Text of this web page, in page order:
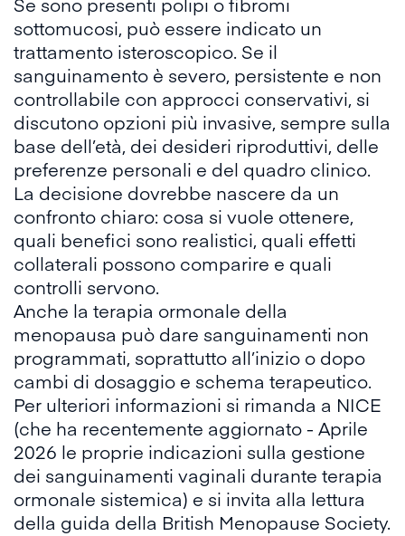
sottomucosi, può essere indicato un
trattamento isteroscopico. Se il
sanguinamento è severo, persistente e non
controllabile con approcci conservativi, si
discutono opzioni più invasive, sempre sulla
base dell’età, dei desideri riproduttivi, delle
preferenze personali e del quadro clinico.
La decisione dovrebbe nascere da un
confronto chiaro: cosa si vuole ottenere,
quali benefici sono realistici, quali effetti
collaterali possono comparire e quali
controlli servono.
Anche la terapia ormonale della
menopausa può dare sanguinamenti non
programmati, soprattutto all’inizio o dopo
cambi di dosaggio e schema terapeutico.
Per ulteriori informazioni si rimanda a NICE
(che ha recentemente aggiornato - Aprile
2026 le proprie indicazioni sulla gestione
dei sanguinamenti vaginali durante terapia
ormonale sistemica) e si invita alla lettura
della guida della British Menopause Society.